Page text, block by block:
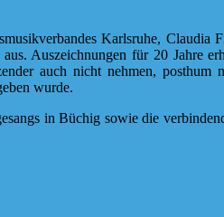
Karlsruhe, Claudia
Auszeichnungen für 20 Jahre
auch nicht nehmen, posthum
wurde.
in Büchig sowie die